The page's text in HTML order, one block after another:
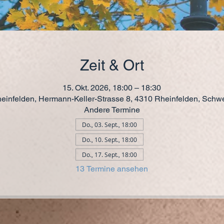
Zeit & Ort
15. Okt. 2026, 18:00 – 18:30
Hermann-Keller-Strasse 8, 4310 Rheinfelden,
Andere Termine
Do., 03. Sept., 18:00
Do., 10. Sept., 18:00
Do., 17. Sept., 18:00
13 Termine ansehen